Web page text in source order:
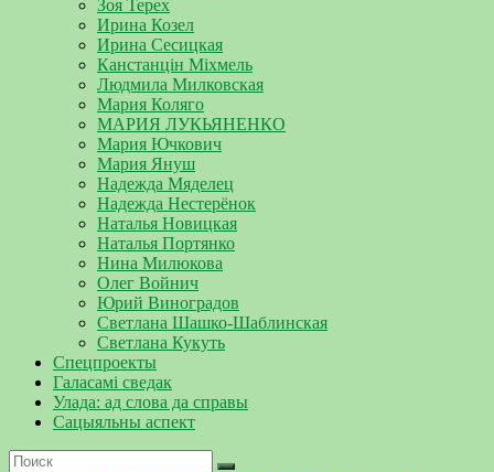
Зоя Терех
Ирина Козел
Ирина Сесицкая
Канстанцін Міхмель
Людмила Милковская
Мария Коляго
МАРИЯ ЛУКЬЯНЕНКО
Мария Ючкович
Мария Януш
Надежда Мяделец
Надежда Нестерёнок
Наталья Новицкая
Наталья Портянко
Нина Милюкова
Олег Войнич
Юрий Виноградов
Светлана Шашко-Шаблинская
Светлана Кукуть
Спецпроекты
Галасамі сведак
Улада: ад слова да справы
Сацыяльны аспект